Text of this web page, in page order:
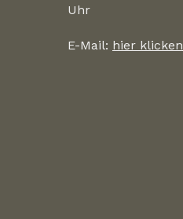
Uhr
E-Mail: hier klicken